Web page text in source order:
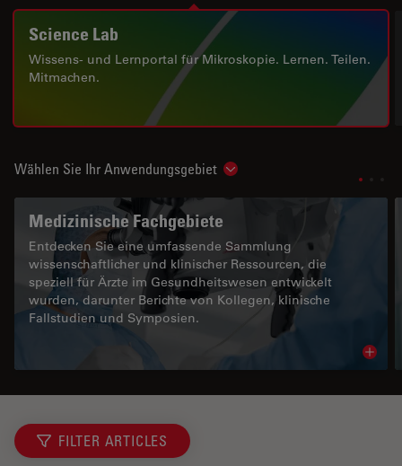
Science Lab
Wissens- und Lernportal für Mikroskopie. Lernen. Teilen.
Mitmachen.
Wählen Sie Ihr Anwendungsgebiet Show subnavigation
Medizinische Fachgebiete
Entdecken Sie eine umfassende Sammlung
wissenschaftlicher und klinischer Ressourcen, die
speziell für Ärzte im Gesundheitswesen entwickelt
wurden, darunter Berichte von Kollegen, klinische
Fallstudien und Symposien.
FILTER ARTICLES